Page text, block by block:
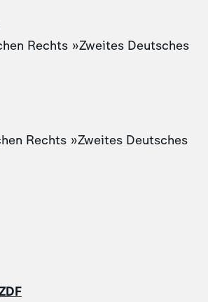
Rechts »Zweites Deutsches
Rechts »Zweites Deutsches